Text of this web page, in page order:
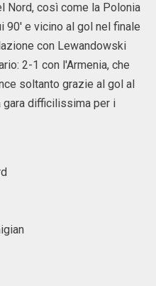
Nord, così come la Polonia
90' e vicino al gol nel finale
con Lewandowski
2-1 con l'Armenia, che
soltanto grazie al gol al
difficilissima per i